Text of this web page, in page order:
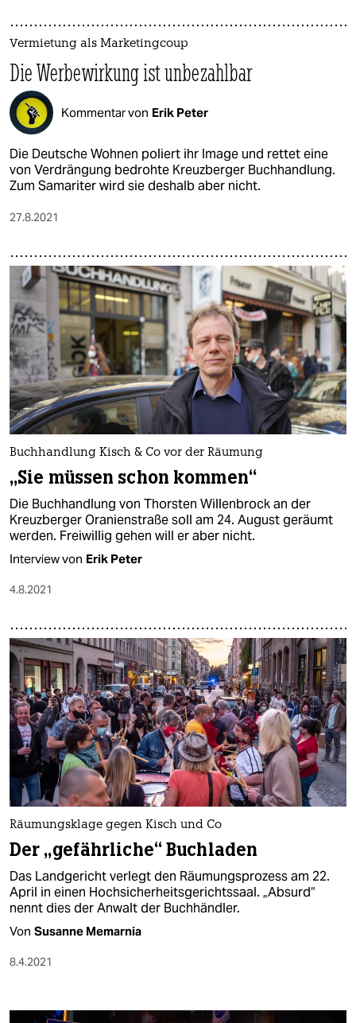
Vermietung als Marketingcoup
Die Werbewirkung ist unbezahlbar
Kommentar von Erik Peter
Die Deutsche Wohnen poliert ihr Image und rettet eine
von Verdrängung bedrohte Kreuzberger Buchhandlung.
Zum Samariter wird sie deshalb aber nicht.
27.8.2021
Buchhandlung Kisch & Co vor der Räumung
„Sie müssen schon kommen“
Die Buchhandlung von Thorsten Willenbrock an der
Kreuzberger Oranienstraße soll am 24. August geräumt
werden. Freiwillig gehen will er aber nicht.
Interview von Erik Peter
4.8.2021
Räumungsklage gegen Kisch und Co
Der „gefährliche“ Buchladen
Das Landgericht verlegt den Räumungsprozess am 22.
April in einen Hochsicherheitsgerichtssaal. „Absurd“
nennt dies der Anwalt der Buchhändler.
Von Susanne Memarnia
8.4.2021